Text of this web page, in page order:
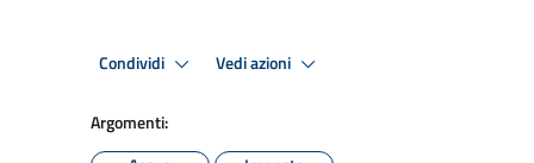
Condividi Vedi azioni
Argomenti: